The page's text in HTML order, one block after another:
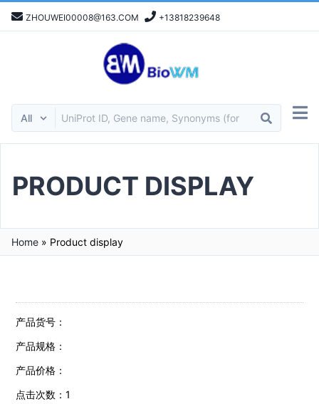
ZHOUWEI00008@163.COM +13818239648
PRODUCT DISPLAY
Home » Product display
产品货号：
产品规格：
产品价格：
点击次数：1